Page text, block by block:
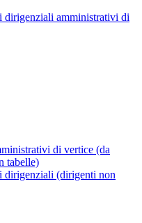
dirigenziali amministrativi di
di vertice (da
tabelle)
dirigenziali (dirigenti non